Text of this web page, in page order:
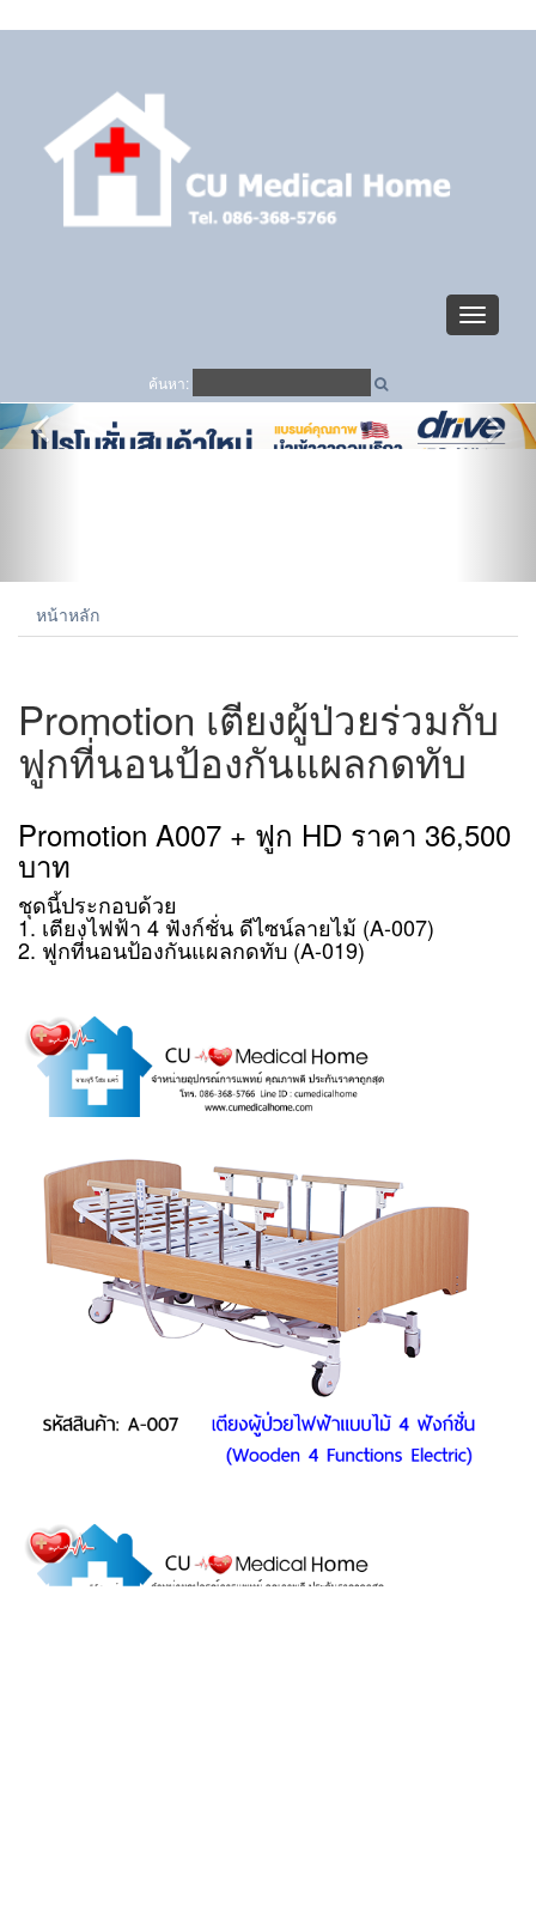
Toggle
ค้นหา:
หน้าหลัก
Promotion เตียงผู้ป่วยร่วมกับ
ฟูกที่นอนป้องกันแผลกดทับ
Promotion A007 + ฟูก HD ราคา 36,500
บาท
ชุดนี้ประกอบด้วย
1. เตียงไฟฟ้า 4 ฟังก์ชั่น ดีไซน์ลายไม้ (A-007)
2. ฟูกที่นอนป้องกันแผลกดทับ (A-019)